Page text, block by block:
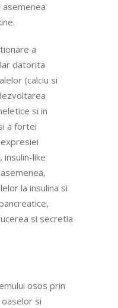
a
datorita
(calciu si
si in
a fortei
insulin-like
la insulina si
si secretia
osos prin
si